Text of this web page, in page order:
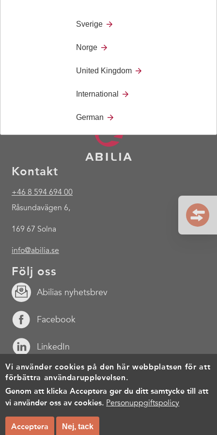
rullstolen och sängen tack vare snabbspärren på
Kontakt
+46 8 594 694 00
Råsundavägen 6,
169 67 Solna
info@abilia.se
Följ oss
Abilias nyhetsbrev
Facebook
LinkedIn
YouTube
Footer
menu
Cookies Personuppgiftspolicy Användarvillkor
© Copyright 2026, All rights reserved.
Sverige
Norge
United Kingdom
International
German
Vi använder cookies på den här webbplatsen för att
förbättra användarupplevelsen.
Genom att klicka Acceptera ger du ditt samtycke till att
vi använder oss av cookies. Personuppgiftspolicy
Acceptera Nej, tack